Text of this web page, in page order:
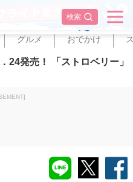
検索
✕
グルメ おでかけ
24発売！ 「ストロベリー」